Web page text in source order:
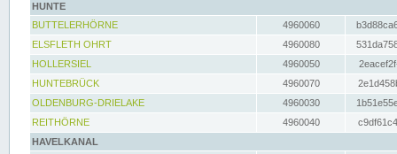
HUNTE
BUTTELERHÖRNE
4960060
ELSFLETH OHRT
4960080
HOLLERSIEL
4960050
HUNTEBRÜCK
4960070
OLDENBURG-DRIELAKE
4960030
REITHÖRNE
4960040
HAVELKANAL